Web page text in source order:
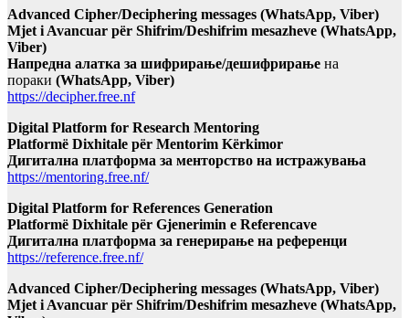
Advanced Cipher/Deciphering messages (WhatsApp, Viber)
Mjet i Avancuar për Shifrim/Deshifrim mesazheve (WhatsApp,
Viber)
Напредна алатка за шифрирање/дешифрирање на
пораки (WhatsApp, Viber)
https://decipher.free.nf
Digital Platform for Research Mentoring
Platformë Dixhitale për Mentorim Kërkimor
Дигитална платформа за менторство на истражувања
https://mentoring.free.nf/
Digital Platform for References Generation
Platformë Dixhitale për Gjenerimin e Referencave
Дигитална платформа за генерирање на референци
https://reference.free.nf/
Advanced Cipher/Deciphering messages (WhatsApp, Viber)
Mjet i Avancuar për Shifrim/Deshifrim mesazheve (WhatsApp,